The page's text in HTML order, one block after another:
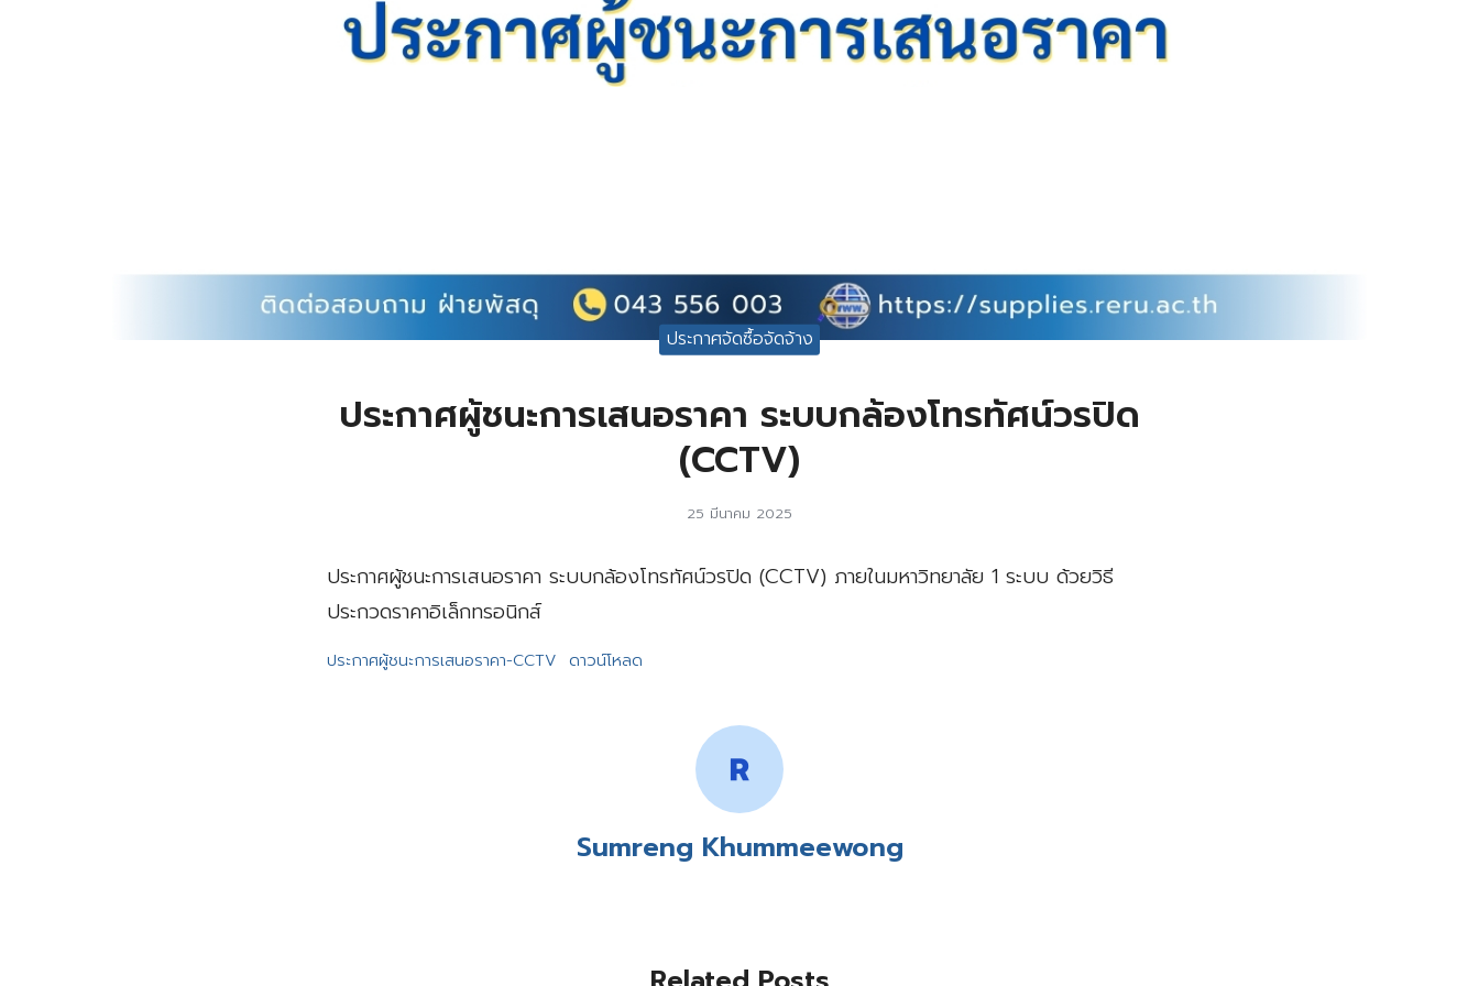
ประกาศจัดซื้อจัดจ้าง
ประกาศผู้ชนะการเสนอราคา ระบบกล้องโทรทัศน์วรปิด
(CCTV)
25 มีนาคม 2025
ประกาศผู้ชนะการเสนอราคา ระบบกล้องโทรทัศน์วรปิด (CCTV) ภายในมหาวิทยาลัย 1 ระบบ ด้วยวิธี
ประกวดราคาอิเล็กทรอนิกส์
ประกาศผู้ชนะการเสนอราคา-CCTV ดาวน์โหลด
Sumreng Khummeewong